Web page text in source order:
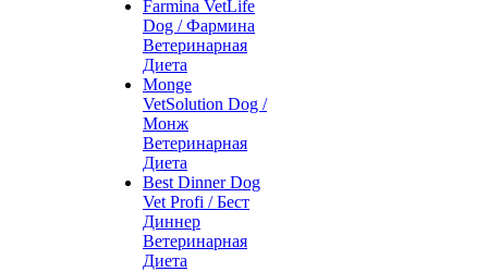
Farmina VetLife
Dog / Фармина
Ветеринарная
Диета
Monge
VetSolution Dog /
Монж
Ветеринарная
Диета
Best Dinner Dog
Vet Profi / Бест
Диннер
Ветеринарная
Диета